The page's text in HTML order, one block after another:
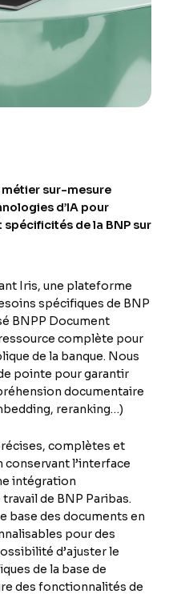
sur-mesure
d’IA pour
de la BNP sur
Iris, une plateforme
spécifiques de BNP
BNPP Document
complète pour
de la banque. Nous
pointe pour garantir
documentaire
reranking…)
complètes et
conservant l’interface
intégration
de BNP Paribas.
base des documents en
pour des
d’ajuster le
de la base de
des fonctionnalités de